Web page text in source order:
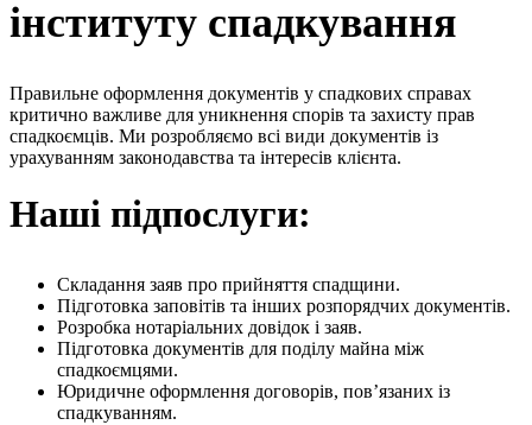
інституту спадкування
Правильне оформлення документів у спадкових справах
критично важливе для уникнення спорів та захисту прав
спадкоємців. Ми розробляємо всі види документів із
урахуванням законодавства та інтересів клієнта.
Наші підпослуги:
Складання заяв про прийняття спадщини.
Підготовка заповітів та інших розпорядчих документів.
Розробка нотаріальних довідок і заяв.
Підготовка документів для поділу майна між
спадкоємцями.
Юридичне оформлення договорів, пов’язаних із
спадкуванням.